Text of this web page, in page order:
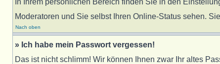
In Ihrem persönlichen Bereich finden Sie in den
Moderatoren und Sie selbst Ihren Online-Status sehen.
Nach oben
» Ich habe mein Passwort vergessen!
Das ist nicht schlimm! Wir können Ihnen zwar Ihr altes